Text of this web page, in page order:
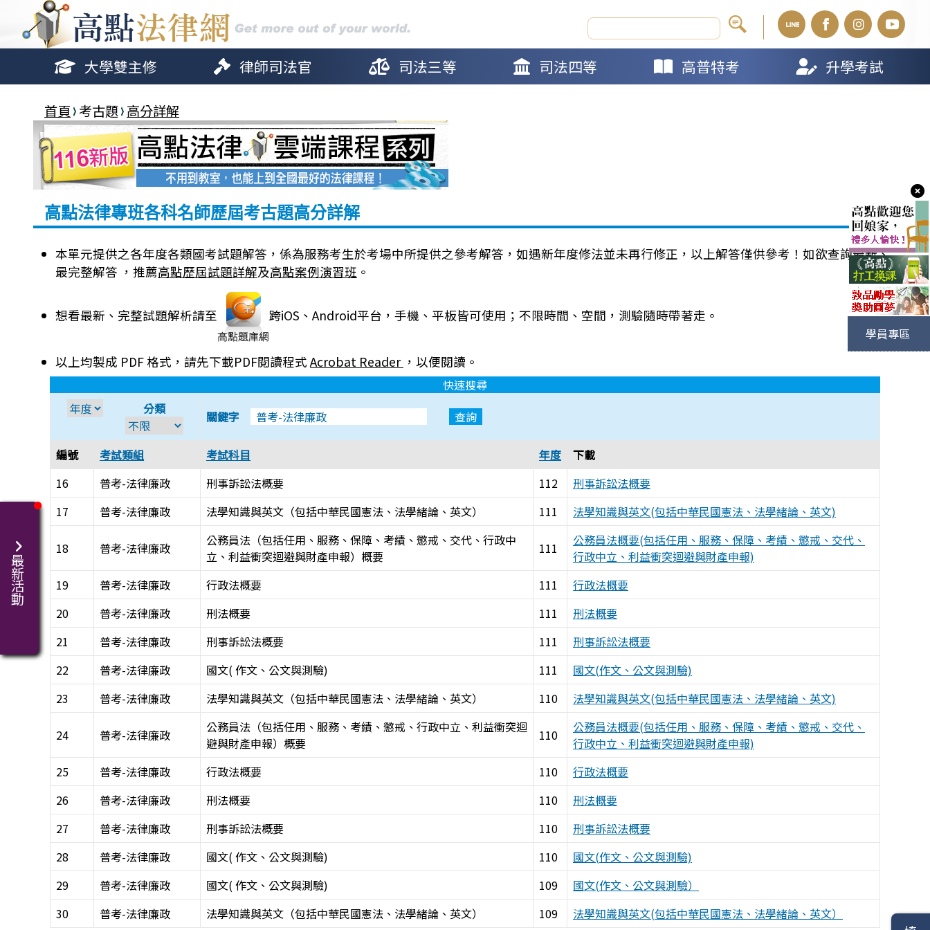
大學雙主修 律師司法官 司法三等 司法四等 高普特考 升學考試
首頁 考古題 高分詳解
高點法律專班各科名師歷屆考古題高分詳解
本單元提供之各年度各類國考試題解答，係為服務考生於考場中所提供之參考解答，如遇新年度修法並未再行修正，以上解答僅供參考！如欲查詢最新、
最完整解答 ，推薦高點歷屆試題詳解及高點案例演習班 。
想看最新、完整試題解析請至 跨iOS、Android平台，手機、平板皆可使用；不限時間、空間，測驗隨時帶著走。
以上均製成 PDF 格式，請先下載PDF閱讀程式Acrobat Reader ，以便閱讀。
快速搜尋
分類
關鍵字
編號 考試類組 考試科目 年度
下載
16
普考-法律廉政 刑事訴訟法概要 112
刑事訴訟法概要
17
普考-法律廉政 法學知識與英文（包括中華民國憲法、法學緒論、英文） 111 法學知識與英文(包括中華民國憲法、法學緒論、英文)
18 普考-法律廉政
公務員法（包括任用、服務、保障、考績、懲戒、交代、行政中
立、利益衝突迴避與財產申報）概要
111
公務員法概要(包括任用、服務、保障、考績、懲戒、交代、
行政中立、利益衝突迴避與財產申報)
19
普考-法律廉政 行政法概要 111
行政法概要
20
普考-法律廉政 刑法概要 111
刑法概要
21
普考-法律廉政 刑事訴訟法概要 111
刑事訴訟法概要
22
普考-法律廉政 國文( 作文、公文與測驗) 111
國文(作文、公文與測驗)
23
普考-法律廉政 法學知識與英文（包括中華民國憲法、法學緒論、英文） 110 法學知識與英文(包括中華民國憲法、法學緒論、英文)
24 普考-法律廉政
公務員法（包括任用、服務、考績、懲戒、行政中立、利益衝突迴
避與財產申報）概要
110
公務員法概要(包括任用、服務、保障、考績、懲戒、交代、
行政中立、利益衝突迴避與財產申報)
25
普考-法律廉政 行政法概要 110
行政法概要
26
普考-法律廉政 刑法概要 110
刑法概要
27
普考-法律廉政 刑事訴訟法概要 110
刑事訴訟法概要
28
普考-法律廉政 國文( 作文、公文與測驗) 110
國文(作文、公文與測驗)
29
普考-法律廉政 國文( 作文、公文與測驗) 109
國文(作文、公文與測驗）
30
普考-法律廉政 法學知識與英文（包括中華民國憲法、法學緒論、英文） 109
法學知識與英文(包括中華民國憲法、法學緒論、英文）
學員專區
最新活動